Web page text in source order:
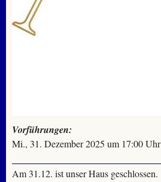
Vorführungen:
Mi., 31. Dezember 2025 um 17:00 Uhr
Am 31.12. ist unser Haus geschlossen.